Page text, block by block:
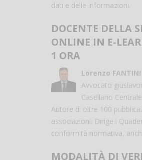
dati e delle informazioni.
DOCENTE DELLA
ONLINE IN E-
1 ORA
Lorenzo FANTINI
Avvocato
Casellario
Autore di oltre 100
associazioni. Dirige i
conformità normativa,
MODALITÀ DI